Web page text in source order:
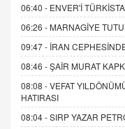
06:40 - ENVER'İ
06:26 - MARNAGİYE
09:47 - İRAN
08:46 -ŞAİR MURAT
08:08 -VEFAT
HATIRASI
08:04 -SIRP YAZAR